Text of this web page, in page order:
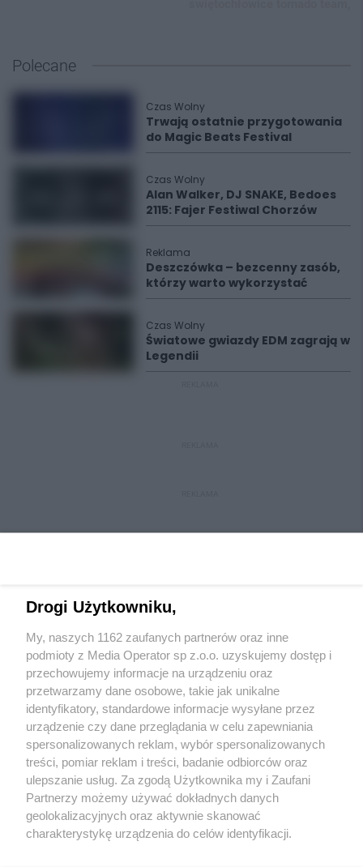
Polecane
Czas Wolny
Trwają ostatnie przygotowania
do Magic Beats Festival
Czas Wolny
Alan Walker, DJ SNAKE, Bedoes
2115: Fajer Festiwal Chorzów
Reklama
Deszczówka – bezcenny zasób,
którzy warto wykorzystać
Czas Wolny
Światowe gwiazdy EDM zagrają w
Legendii
Wydawca mediówlokalnych
Nie zapomnij
zapoznać się z:
polityką prywatności regulamin korzystania z portali
Twojemiasto
Piekary Śląskie
Chorzów
Tarnowskie Góry
Skontakuj sięz nami
Kontakt
Wydawca
Redakcja
Drogi Użytkowniku,
My, naszych 1162 zaufanych partnerów oraz inne
podmioty z Media Operator sp z.o.o. uzyskujemy dostęp i
przechowujemy informacje na urządzeniu oraz
przetwarzamy dane osobowe, takie jak unikalne
identyfikatory, standardowe informacje wysyłane przez
urządzenie czy dane przeglądania w celu zapewniania
spersonalizowanych reklam, wybór spersonalizowanych
treści, pomiar reklam i treści, badanie odbiorców oraz
ulepszanie usług. Za zgodą Użytkownika my i Zaufani
Partnerzy możemy używać dokładnych danych
geolokalizacyjnych oraz aktywnie skanować
charakterystykę urządzenia do celów identyfikacji.